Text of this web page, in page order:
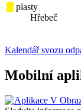
plasty
Hřebeč
Kalendář svozu
Mobilní